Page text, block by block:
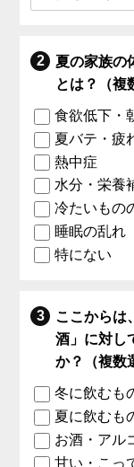
夏の家族の
とは？（複
食欲低下・
夏バテ・疲
熱中症
水分・栄養
冷たいもの
睡眠の乱れ
特にない
ここからは
酒」に対し
か？（複数
冬に飲むも
夏に飲むも
お酒・アル
甘い・こっ